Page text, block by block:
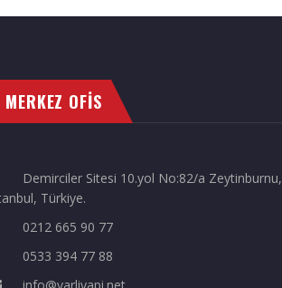
MERKEZ OFİS
Demirciler Sitesi 10.yol No:82/a Zeytinburnu,
Türkiye.
0212 665 90 77
0533 394 77 88